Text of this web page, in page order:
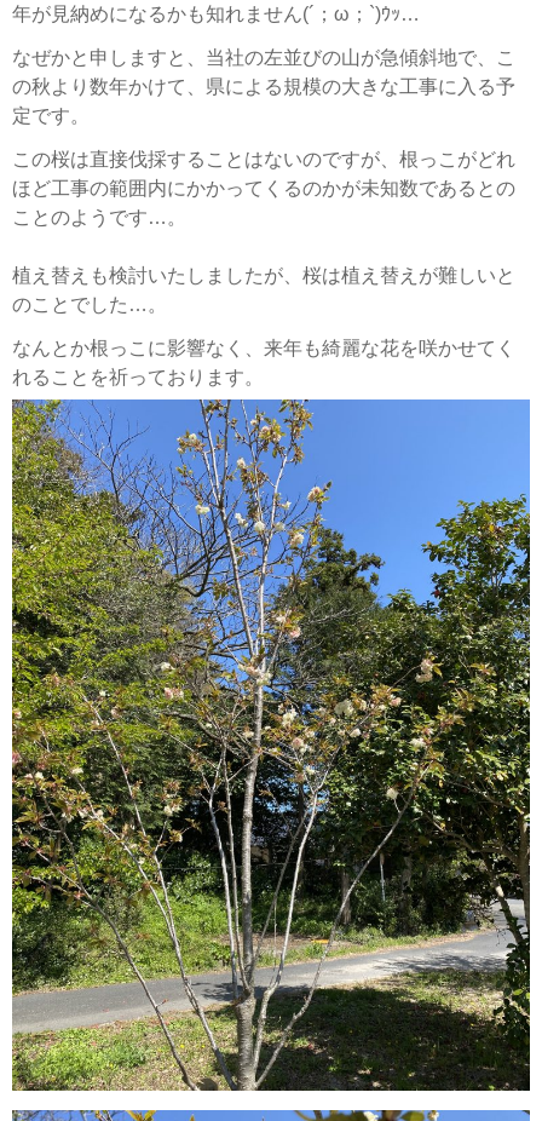
年が見納めになるかも知れません(´；ω；`)ｳｯ…
なぜかと申しますと、当社の左並びの山が急傾斜地で、こ
の秋より数年かけて、県による規模の大きな工事に入る予
定です。
この桜は直接伐採することはないのですが、根っこがどれ
ほど工事の範囲内にかかってくるのかが未知数であるとの
ことのようです…。
植え替えも検討いたしましたが、桜は植え替えが難しいと
のことでした…。
なんとか根っこに影響なく、来年も綺麗な花を咲かせてく
れることを祈っております。